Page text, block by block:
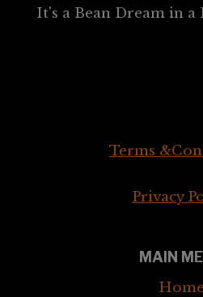
It's a Bean Dream in
Terms
Privacy
MAIN
Home